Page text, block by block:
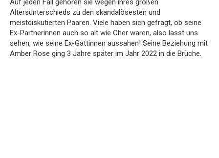
Auf jeden Fall gehören sie wegen ihres großen
Altersunterschieds zu den skandalösesten und
meistdiskutierten Paaren. Viele haben sich gefragt, ob seine
Ex-Partnerinnen auch so alt wie Cher waren, also lasst uns
sehen, wie seine Ex-Gattinnen aussahen! Seine Beziehung mit
Amber Rose ging 3 Jahre später im Jahr 2022 in die Brüche.